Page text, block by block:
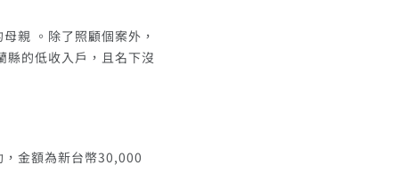
親 。除了照顧個案外，
縣的低收入戶，且名下沒
金額為新台幣30,000